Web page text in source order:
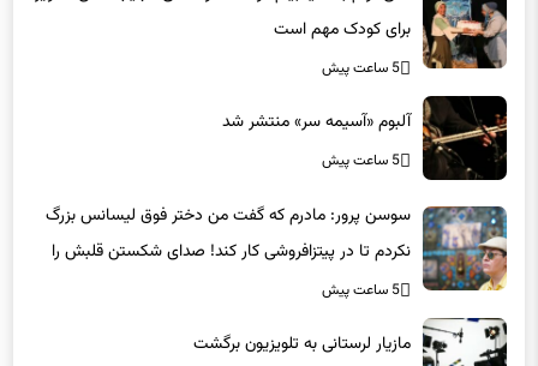
برای کودک مهم است
5 ساعت پیش
آلبوم «آسیمه سر» منتشر شد
5 ساعت پیش
سوسن پرور: مادرم که گفت من دختر فوق‌ لیسانس بزرگ
نکردم تا در پیتزافروشی کار کند! صدای شکستن قلبش را
شنیدم
5 ساعت پیش
مازیار لرستانی به تلویزیون برگشت